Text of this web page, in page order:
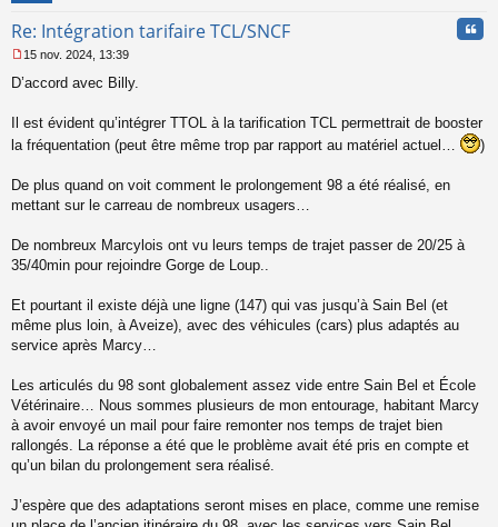
Re: Intégration tarifaire TCL/SNCF
e
s
g
n
o
u
15 nov. 2024, 13:39
D’accord avec Billy.
Il est évident qu’intégrer TTOL à la tarification TCL permettrait de booster
la fréquentation (peut être même trop par rapport au matériel actuel…
)
De plus quand on voit comment le prolongement 98 a été réalisé, en
mettant sur le carreau de nombreux usagers…
De nombreux Marcylois ont vu leurs temps de trajet passer de 20/25 à
35/40min pour rejoindre Gorge de Loup..
Et pourtant il existe déjà une ligne (147) qui vas jusqu’à Sain Bel (et
même plus loin, à Aveize), avec des véhicules (cars) plus adaptés au
service après Marcy…
Les articulés du 98 sont globalement assez vide entre Sain Bel et École
Vétérinaire… Nous sommes plusieurs de mon entourage, habitant Marcy
à avoir envoyé un mail pour faire remonter nos temps de trajet bien
rallongés. La réponse a été que le problème avait été pris en compte et
qu’un bilan du prolongement sera réalisé.
J’espère que des adaptations seront mises en place, comme une remise